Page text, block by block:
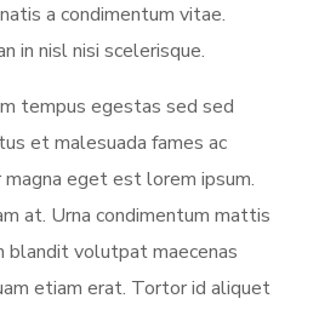
a condimentum vitae.
in nisl nisi scelerisque.
tempus egestas sed sed
et malesuada fames ac
eget est lorem ipsum.
at. Urna condimentum mattis
blandit volutpat maecenas
etiam erat. Tortor id aliquet